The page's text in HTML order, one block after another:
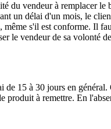
du vendeur à remplacer le
un délai d'un mois, le
même s'il est conforme. Il
le vendeur de sa volonté
de 15 à 30 jours en général.
produit à remettre. En